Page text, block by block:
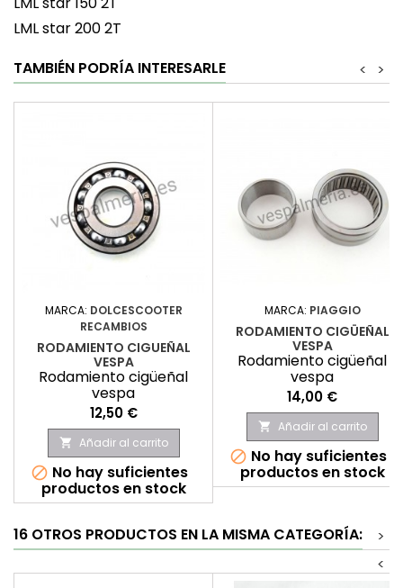
LML star 200 2T
TAMBIÉN PODRÍA INTERESARLE
>
<
MARCA: DOLCESCOOTER
RECAMBIOS
RODAMIENTO CIGUEÑAL
VESPA
Rodamiento cigüeñal
vespa
Precio
12,50 €
 Añadir al carrito
 No hay suficientes
productos en stock
MARCA: PIAGGIO
RODAMIENTO CIGÜEÑAL
VESPA
Rodamiento cigüeñal
vespa
Precio
14,00 €
 Añadir al carrito
 No hay suficientes
productos en stock
16 OTROS PRODUCTOS EN LA MISMA CATEGORÍA:
>
<